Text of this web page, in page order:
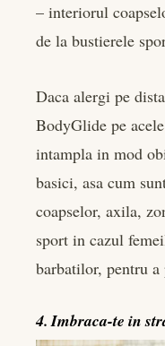
– interiorul
de la bustierele
Daca alergi pe
BodyGlide pe
intampla in mod
basici, asa cum
coapselor, axila,
sport in cazul
barbatilor, pentru
4. Imbraca-te in